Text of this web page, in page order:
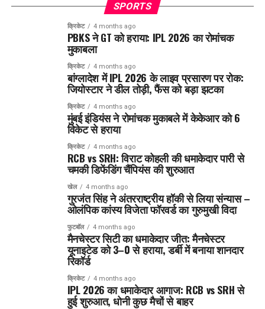
SPORTS
क्रिकेट 4 months ago
PBKS ने GT को हराया: IPL 2026 का रोमांचक
मुकाबला
क्रिकेट 4 months ago
बांग्लादेश में IPL 2026 के लाइव प्रसारण पर रोक:
जियोस्टार ने डील तोड़ी, फैंस को बड़ा झटका
क्रिकेट 4 months ago
मुंबई इंडियंस ने रोमांचक मुकाबले में केकेआर को 6
विकेट से हराया
क्रिकेट 4 months ago
RCB vs SRH: विराट कोहली की धमाकेदार पारी से
चमकी डिफेंडिंग चैंपियंस की शुरुआत
खेल 4 months ago
गुरजंत सिंह ने अंतरराष्ट्रीय हॉकी से लिया संन्यास –
ओलंपिक कांस्य विजेता फॉरवर्ड का गुरुमुखी विदा
फुटबॉल 4 months ago
मैनचेस्टर सिटी का धमाकेदार जीत: मैनचेस्टर
यूनाइटेड को 3–0 से हराया, डर्बी में बनाया शानदार
रिकॉर्ड
क्रिकेट 4 months ago
IPL 2026 का धमाकेदार आगाज: RCB vs SRH से
हुई शुरुआत, धोनी कुछ मैचों से बाहर